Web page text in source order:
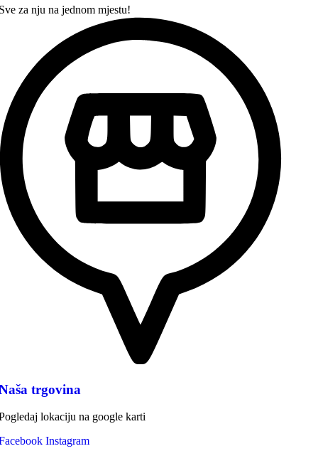
za nju na jednom mjestu!
trgovina
lokaciju na google karti
Instagram